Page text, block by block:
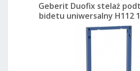
Geberit Duofix stelaż
bidetu uniwersalny H112